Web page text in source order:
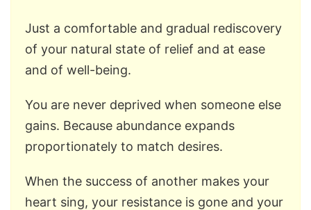
Just a comfortable and gradual rediscovery
of your natural state of relief and at ease
and of well-being.
You are never deprived when someone else
gains. Because abundance expands
proportionately to match desires.
When the success of another makes your
heart sing, your resistance is gone and your